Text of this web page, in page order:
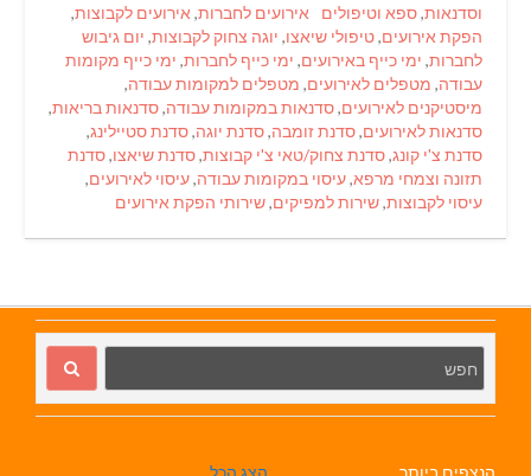
on
וסדנאות,ספא וטיפולים Tags
אירועים לחברות, אירועים לקבוצות,
הפקת אירועים,טיפולי שיאצו, יוגה צחוק לקבוצות, יום גיבוש
לחברות, ימי כייף באירועים, ימי כייף לחברות, ימי כייף מקומות
עבודה, מטפלים לאירועים, מטפלים למקומות עבודה,
מיסטיקנים לאירועים,סדנאות במקומות עבודה,סדנאות בריאות,
סדנאות לאירועים,סדנת זומבה,סדנת יוגה,סדנת סטיילינג,
סדנת צ'י קונג,סדנת צחוק/טאי צ'י קבוצות,סדנת שיאצו,סדנת
תזונה וצמחי מרפא,עיסוי במקומות עבודה,עיסוי לאירועים,
עיסוי לקבוצות,שירות למפיקים,שירותי הפקת אירועים
הנצפים ביותר הצג הכל